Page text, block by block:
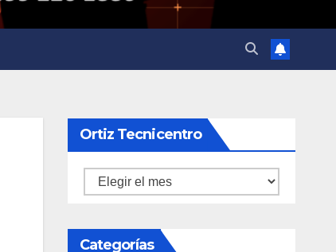
Ortiz Tecnicentro
Ortiz
Categorías